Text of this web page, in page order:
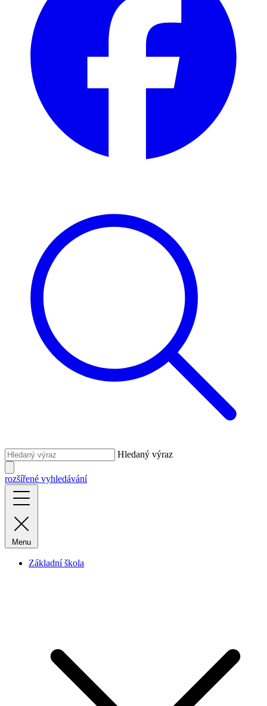
Hledaný výraz
rozšířené vyhledávání
Menu
Základní škola